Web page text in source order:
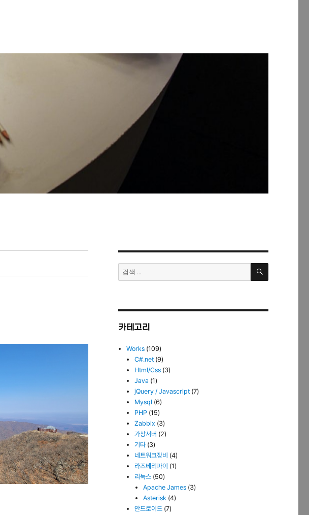
검
색:
검
카테고리
Works (109)
C#.net (9)
Html/Css (3)
Java (1)
jQuery / Javascript (7)
Mysql (6)
PHP (15)
Zabbix (3)
가상서버 (2)
기타 (3)
네트워크장비 (4)
라즈베리파이 (1)
리눅스 (50)
Apache James(3)
Asterisk(4)
안드로이드 (7)